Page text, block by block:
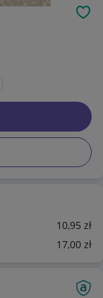
10,95 zł
17,00 zł